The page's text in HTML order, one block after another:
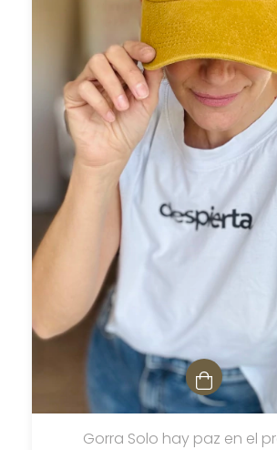
Gorra Solo hay paz en el